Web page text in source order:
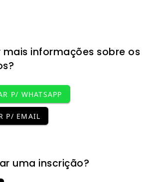
mais informações sobre os
P/ WHATSAPP
P/ EMAIL
uma inscrição?